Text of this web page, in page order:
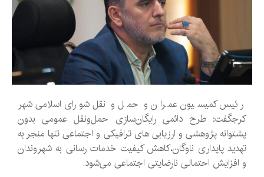
رئیس کمیسیون عمران و حمل و نقل شورای اسلامی شهر
کرجگفت: طرح دائمی رایگان‌سازی حمل‌ونقل عمومی بدون
پشتوانه پژوهشی و ارزیابی های ترافیکی و اجتماعی تنها منجر به
تهدید پایداری ناوگان،کاهش کیفیت خدمات رسانی به شهروندان
و افزایش احتمالی نارضایتی اجتماعی می‌شود.